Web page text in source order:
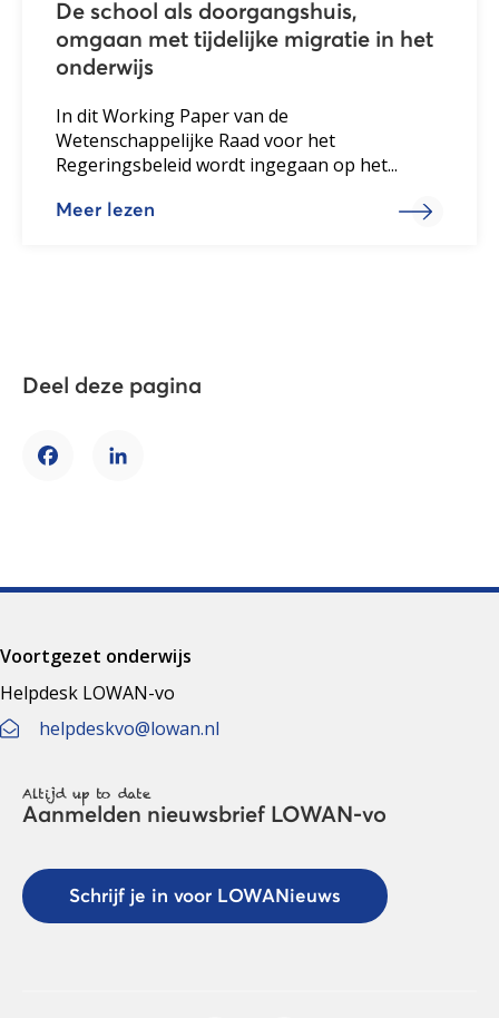
De school als doorgangshuis,
omgaan met tijdelijke migratie in het
onderwijs
In dit Working Paper van de
Wetenschappelijke Raad voor het
Regeringsbeleid wordt ingegaan op het...
Meer lezen
Deel deze pagina
FacebookLinkedIn
Voortgezet onderwijs
Helpdesk LOWAN-vo
helpdeskvo@lowan.nl
Altijd up to date
Aanmelden nieuwsbrief LOWAN-vo
Schrijf je in voor LOWANieuws